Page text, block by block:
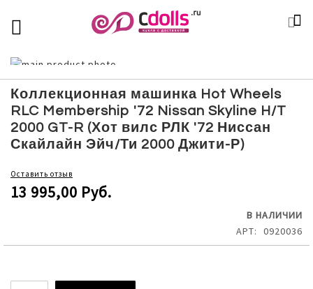
TO
CONTENT
Коллекционная машинка Hot Wheels
RLC Membership '72 Nissan Skyline H/T
2000 GT-R (Хот вилс РЛК '72 Ниссан
Скайлайн Эйч/Ти 2000 Джити-Р)
Оставить отзыв
13 995,00 Руб.
В НАЛИЧИИ
АРТ
0920036
Skip
to
the
end
of
the
images
Skip
to
the
beginning
of
the
gallery